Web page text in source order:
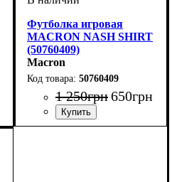
Футболка игровая
MACRON NASH SHIRT
(50760409)
Macron
50760409
1 250грн650грн
Пол: Мужской
Производитель: Macron
Цвет: Зеленый